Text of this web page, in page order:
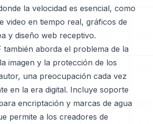
la velocidad es esencial, como
video en tiempo real, gráficos de
y diseño web receptivo.
también aborda el problema de la
imagen y la protección de los
una preocupación cada vez
en la era digital. Incluye soporte
encriptación y marcas de agua
permite a los creadores de